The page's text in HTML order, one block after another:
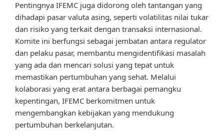
Pentingnya IFEMC juga didorong oleh tantangan yang
dihadapi pasar valuta asing, seperti volatilitas nilai tukar
dan risiko yang terkait dengan transaksi internasional.
Komite ini berfungsi sebagai jembatan antara regulator
dan pelaku pasar, membantu mengidentifikasi masalah
yang ada dan mencari solusi yang tepat untuk
memastikan pertumbuhan yang sehat. Melalui
kolaborasi yang erat antara berbagai pemangku
kepentingan, IFEMC berkomitmen untuk
mengembangkan kebijakan yang mendukung
pertumbuhan berkelanjutan.